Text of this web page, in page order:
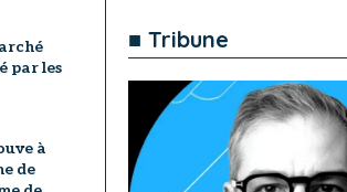
par les
à
de
■ Tribune